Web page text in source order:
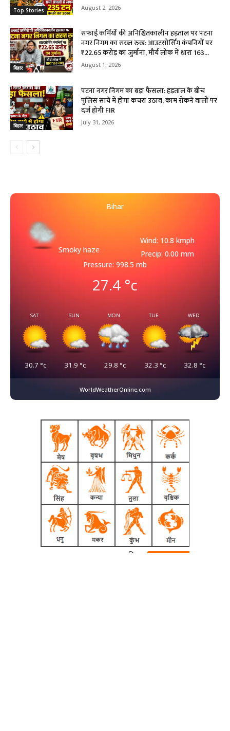
Top Stories August 2, 2026
बिहार
सफाई कर्मियों की अनिश्चितकालीन हड़ताल पर पटना
नगर निगम का सख्त रुख: आउटसोर्सिंग कंपनियों पर
₹22.65 करोड़ का जुर्माना, मौर्य लोक में धारा 163...
August 1, 2026
बिहार
पटना नगर निगम का बड़ा फैसला: हड़ताल के बीच
पुलिस साये में होगा कचरा उठाव, काम रोकने वालों पर
दर्ज होगी FIR
July 31, 2026
Bihar
Smoky haze
Wind: 10.8 kmph
Precip: 0.00 mm
Pressure: 998.5 mb
27.4 °c
SAT
30.7 °c
SUN
31.9 °c
MON
29.8 °c
TUE
32.3 °c
WED
32.8 °c
WorldWeatherOnline.com